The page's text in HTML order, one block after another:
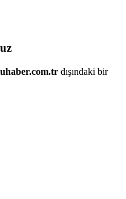
dışındaki bir